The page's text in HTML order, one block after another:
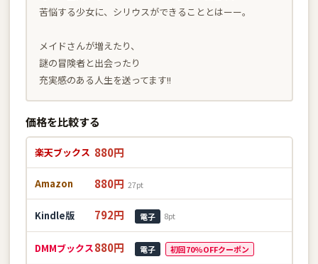
苦悩する少女に、シリウスができることとはーー。
メイドさんが増えたり、
謎の冒険者と出会ったり
充実感のある人生を送ってます!!
価格を比較する
楽天ブックス 880円
Amazon 880円 27pt
Kindle版 792円 電子 8pt
DMMブックス880円 電子 初回70%OFFクーポン